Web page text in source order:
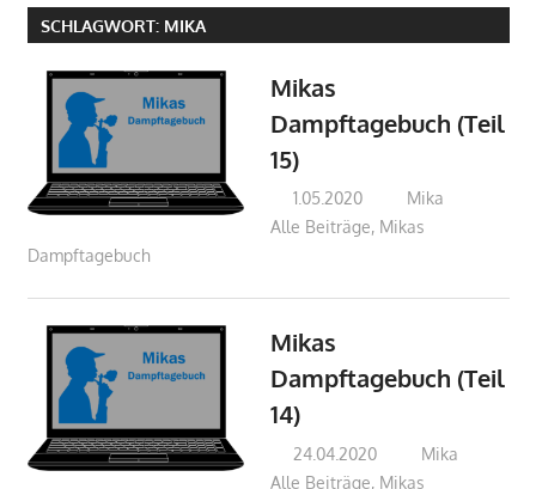
SCHLAGWORT: MIKA
Mikas
Dampftagebuch (Teil
15)
1.05.2020
Mika
Alle Beiträge, Mikas
Dampftagebuch
Mikas
Dampftagebuch (Teil
14)
24.04.2020
Mika
Alle Beiträge, Mikas